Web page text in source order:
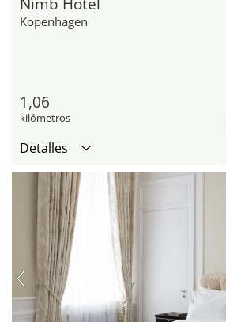
Kopenhagen
1,06
kilómetros
Detalles